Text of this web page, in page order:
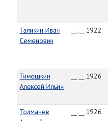
Таликин Иван
Семенович
__.__.1922
Тимошкин
Алексей Ильич
__.__.1926
Толмачев
__.__.1926